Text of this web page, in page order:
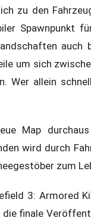
zu den
Spawnpunkt
auch
um sich
Wer allein
Map
wird durch
zum
3: Armored
finale